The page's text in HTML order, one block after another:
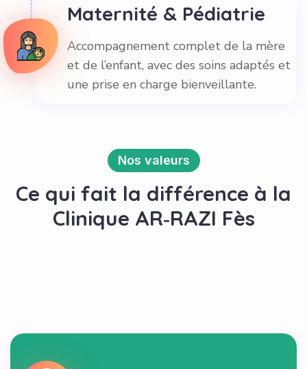
Maternité & Pédiatrie
Accompagnement complet de la mère
et de l’enfant, avec des soins adaptés et
une prise en charge bienveillante.
Nos valeurs
Ce qui fait la différence à la
Clinique AR‑RAZI Fès